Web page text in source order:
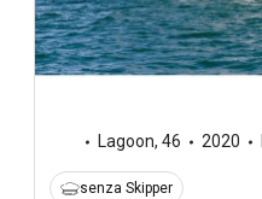
Lagoon, 46 2020
senza Skipper